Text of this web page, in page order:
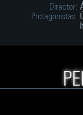
Director:
Protagonistas: